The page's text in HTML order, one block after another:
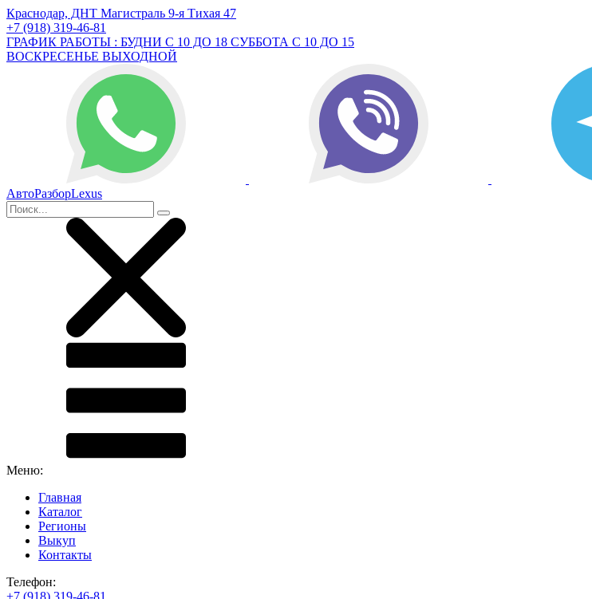
Краснодар, ДНТ Магистраль 9-я Тихая 47
+7 (918) 319-46-81
ГРАФИК РАБОТЫ : БУДНИ С 10 ДО 18 СУББОТА С 10 ДО 15
ВОСКРЕСЕНЬЕ ВЫХОДНОЙ
АвтоРазборLexus
Меню:
Главная
Каталог
Регионы
Выкуп
Контакты
Телефон:
+7 (918) 319-46-81